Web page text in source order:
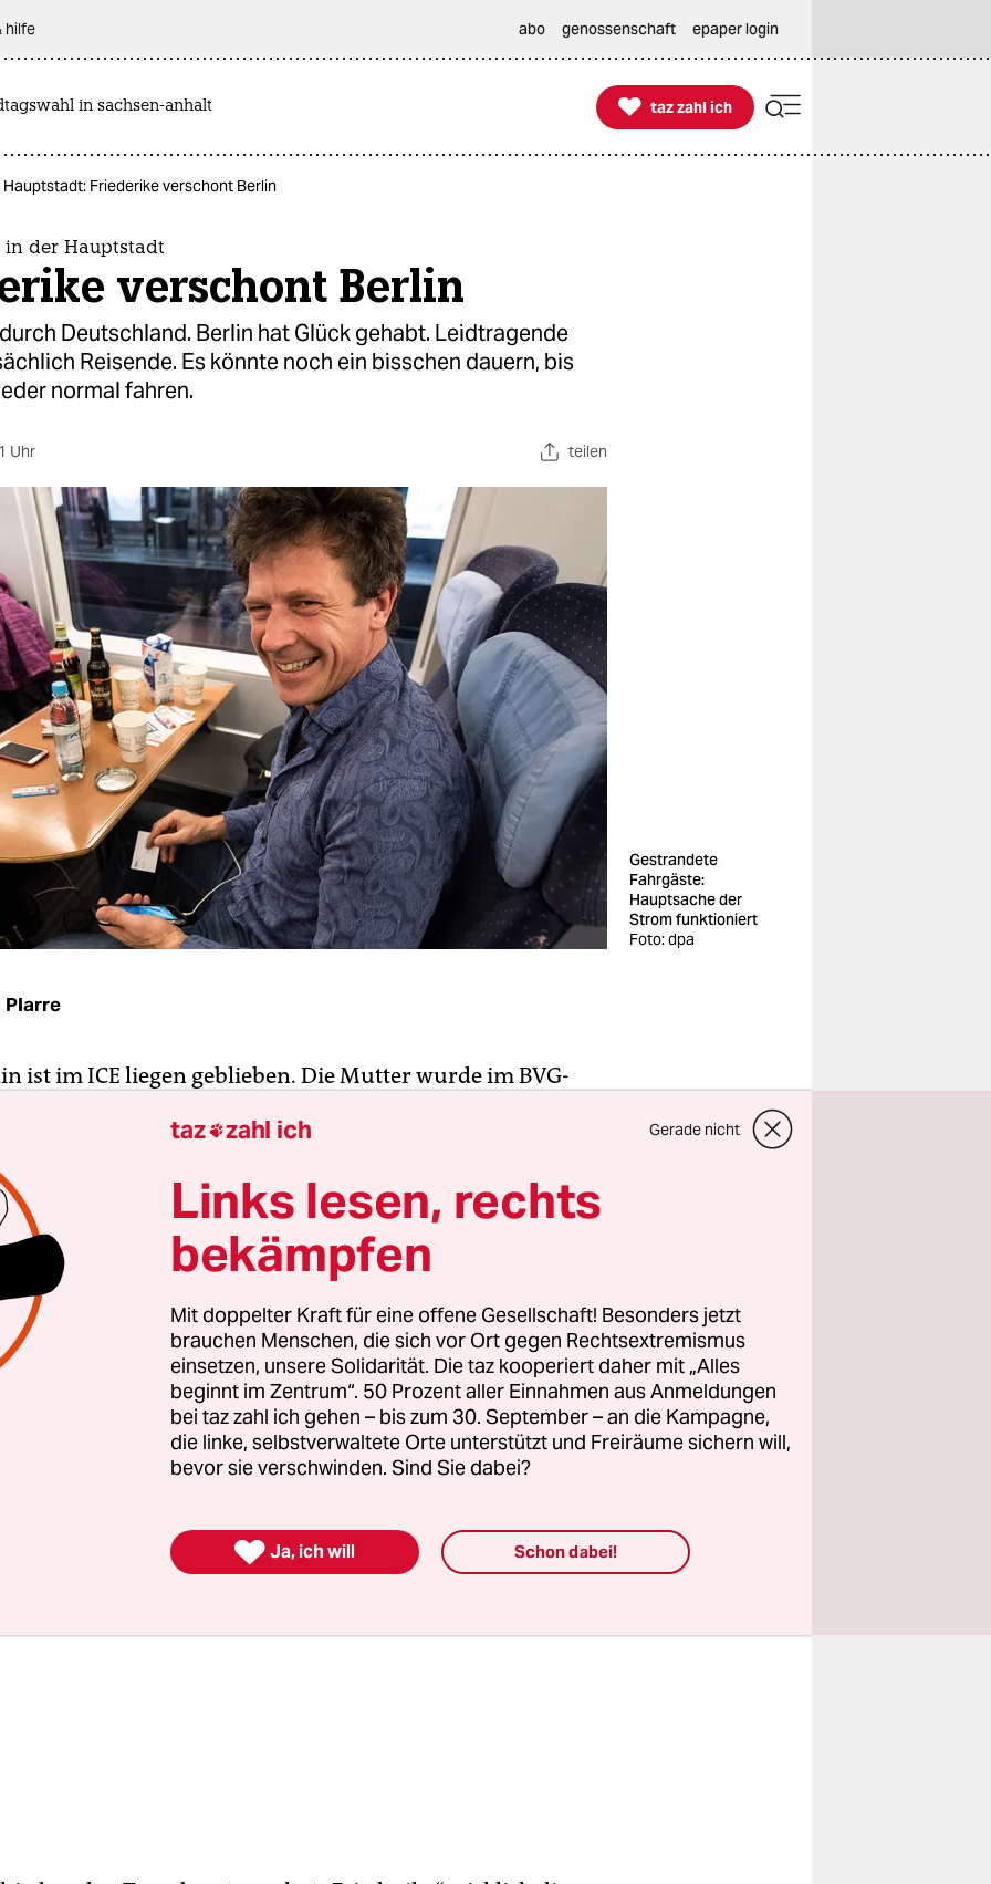
hilfe abo genossenschaft epaper login
in sachsen-anhalt 
taz zahl ich
taz zahl ich
Friederike verschont Berlin
in der Hauptstadt
verschont Berlin
Deutschland. Berlin hat Glück gehabt. Leidtragende
Reisende. Es könnte noch ein bisschen dauern, bis
normal fahren.
Uhr teilen
Gestrandete
Fahrgäste:
Hauptsache der
Strom funktioniert
Foto: dpa
Plarre
ist im ICE liegen geblieben. Die Mutter wurde im BVG-
Mit bis zu 203 Stundenkilometern tobte Sturmtief
am Donnerstag durch Deutschland, Berlin hat Glück
so schlimm, wie wie wir uns darauf vorbereitet hatten“,
Anyetei Adjei am Freitag zur taz. Man widme
dem Tagesgeschäft: Greenpeace-Aktivsten hätten
der Grünen Woche am Messegelände den Funkturm
die Sau raus“, lautet der Slogan auf dem gelben
das weithin sichtbar an den Stahlträgern befestigt war.
taz zahl ich Gerade nicht
Links lesen, rechts
bekämpfen
Mit doppelter Kraft für eine offene Gesellschaft! Besonders jetzt
brauchen Menschen, die sich vor Ort gegen Rechtsextremismus
einsetzen, unsere Solidarität. Die taz kooperiert daher mit „Alles
beginnt im Zentrum“. 50 Prozent aller Einnahmen aus Anmeldungen
bei taz zahl ich gehen – bis zum 30. September – an die Kampagne,
die linke, selbstverwaltete Orte unterstützt und Freiräume sichern will,
bevor sie verschwinden. Sind Sie dabei?
 Ja, ich will Schon dabei!